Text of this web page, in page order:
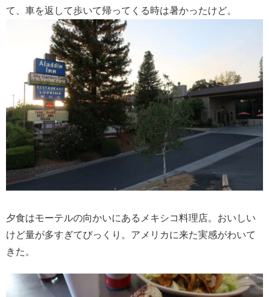
て、車を返して歩いて帰ってくる時は暑かったけど。
夕食はモーテルの向かいにあるメキシコ料理店。おいしい
けど量が多すぎてびっくり。アメリカに来た実感がわいて
きた。